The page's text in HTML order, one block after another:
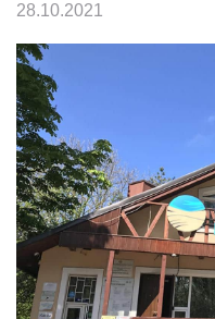
28.10.2021